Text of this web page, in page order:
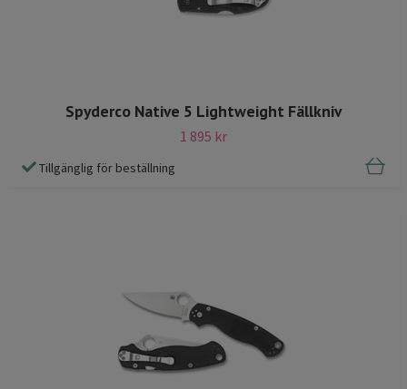
Spyderco Native 5 Lightweight Fällkniv
1 895 kr
Tillgänglig för beställning